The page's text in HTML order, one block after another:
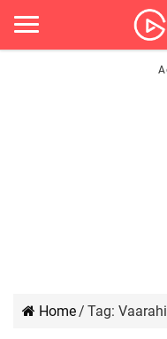
Home/ Tag: Vaarahi